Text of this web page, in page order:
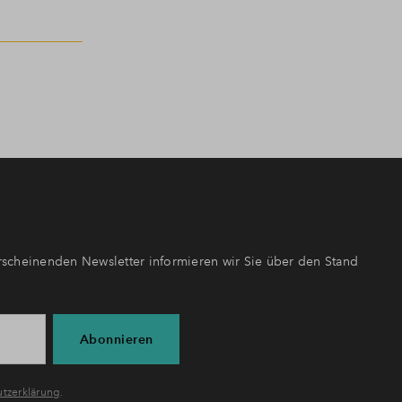
Newsletter informieren wir Sie über den Stand
Abonnieren
.